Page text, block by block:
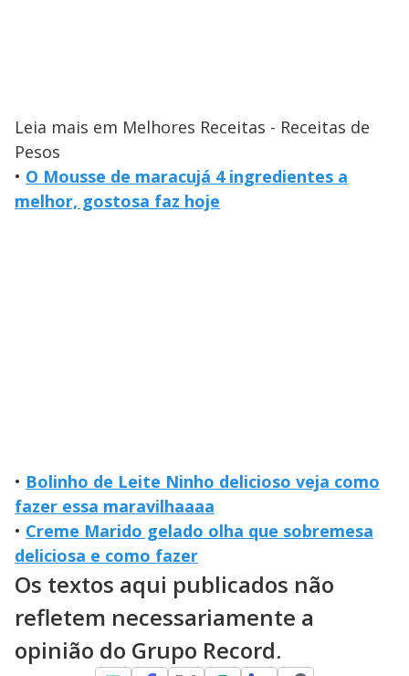
Leia mais em Melhores Receitas - Receitas de
Pesos
• O Mousse de maracujá 4 ingredientes a
melhor, gostosa faz hoje
• Bolinho de Leite Ninho delicioso veja como
fazer essa maravilhaaaa
• Creme Marido gelado olha que sobremesa
deliciosa e como fazer
Os textos aqui publicados não
refletem necessariamente a
opinião do Grupo Record.